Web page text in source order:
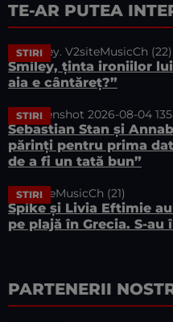
TE-AR PUTEA
STIRI
Smiley, ținta ironiilor lui
aia e cântăreț?”
STIRI
Sebastian Stan și
părinți pentru prima
de a fi un tată bun”
STIRI
Spike și Livia Eftimie
pe plajă în Grecia. S-
PARTENERII